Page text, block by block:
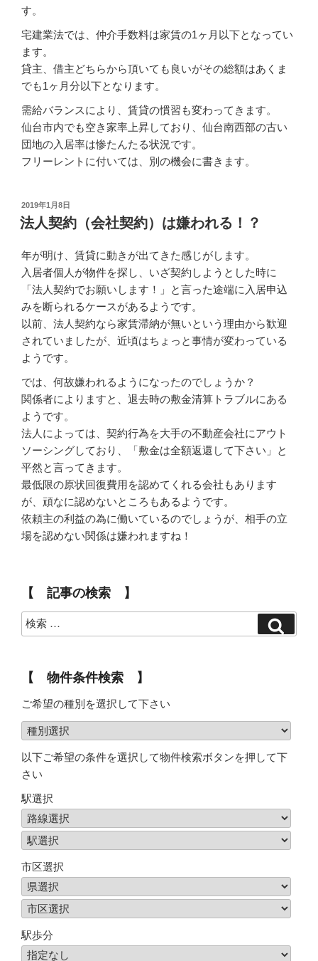
す。
宅建業法では、仲介手数料は家賃の1ヶ月以下となってい
ます。
貸主、借主どちらから頂いても良いがその総額はあくま
でも1ヶ月分以下となります。
需給バランスにより、賃貸の慣習も変わってきます。
仙台市内でも空き家率上昇しており、仙台南西部の古い
団地の入居率は惨たんたる状況です。
フリーレントに付いては、別の機会に書きます。
2019年1月8日
法人契約（会社契約）は嫌われる！？
年が明け、賃貸に動きが出てきた感じがします。
入居者個人が物件を探し、いざ契約しようとした時に
「法人契約でお願いします！」と言った途端に入居申込
みを断られるケースがあるようです。
以前、法人契約なら家賃滞納が無いという理由から歓迎
されていましたが、近頃はちょっと事情が変わっている
ようです。
では、何故嫌われるようになったのでしょうか？
関係者によりますと、退去時の敷金清算トラブルにある
ようです。
法人によっては、契約行為を大手の不動産会社にアウト
ソーシングしており、「敷金は全額返還して下さい」と
平然と言ってきます。
最低限の原状回復費用を認めてくれる会社もあります
が、頑なに認めないところもあるようです。
依頼主の利益の為に働いているのでしょうが、相手の立
場を認めない関係は嫌われますね！
【 記事の検索 】
【 物件条件検索 】
ご希望の種別を選択して下さい
以下ご希望の条件を選択して物件検索ボタンを押して下
さい
駅選択
市区選択
駅歩分